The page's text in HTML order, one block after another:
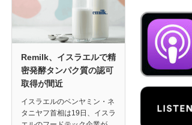
Remilk、イスラエルで精
密発酵タンパク質の認可
取得が間近
イスラエルのベンヤミン・ネ
タニヤフ首相は19日、イスラ